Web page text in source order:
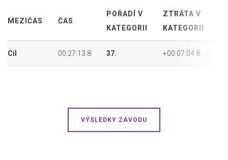
MEZIČAS ČAS
POŘADÍ V
KATEGORII
ZTRÁTA V
KATEGORII
Cíl 00:27:13.8 37. +00:07:04.8
VÝSLEDKY ZÁVODU